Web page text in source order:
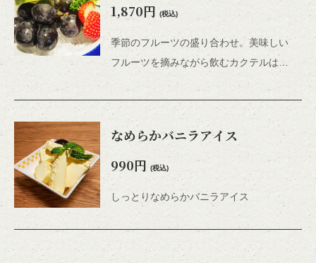
1,870円 (税込)
季節のフルーツの盛り合わせ。美味しい
フルーツを摘みながら飲むカクテルは最高！※写真は一例です。季節により内容は変わります♫
なめらかバニラアイス
990円 (税込)
しっとりなめらかバニラアイス